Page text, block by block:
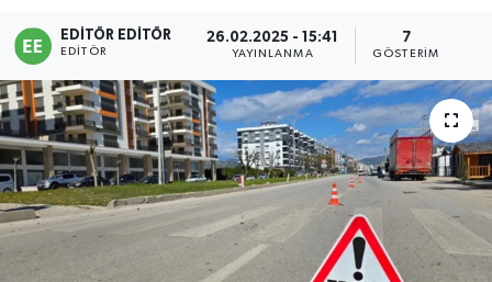
EDITÖR EDITÖR
EDITÖR
26.02.2025 - 15:41
YAYINLANMA
7
GÖSTERIM
Magazin
Sağlık
Siyaset
Spor